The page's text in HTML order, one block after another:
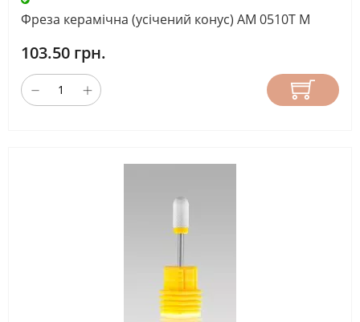
Фреза керамічна (усічений конус) AM 0510T М
103.50 грн.